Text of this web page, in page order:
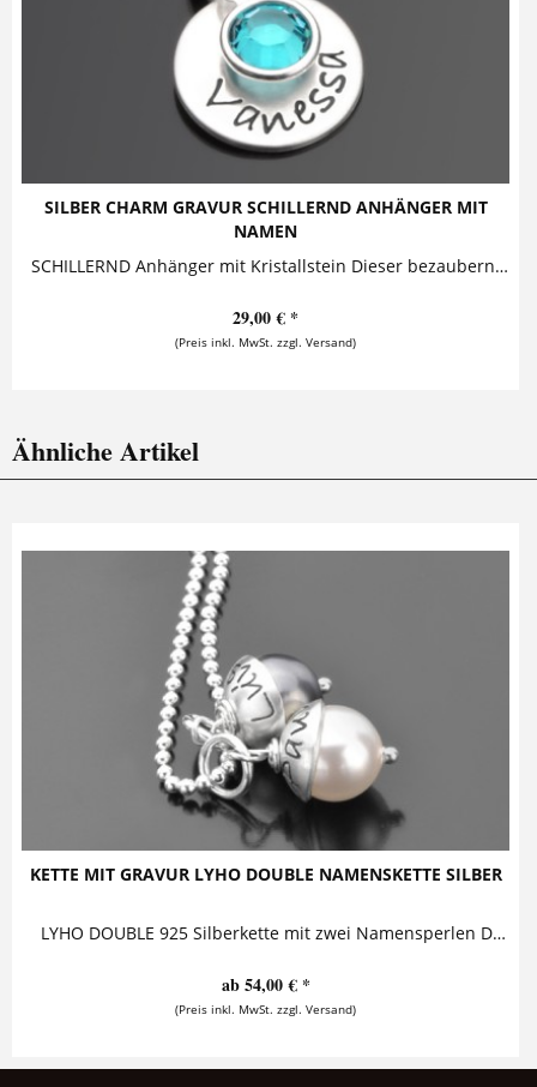
SILBER CHARM GRAVUR SCHILLERND ANHÄNGER MIT
NAMEN
SCHILLERND Anhänger mit Kristallstein Dieser bezaubernde Silberanhänger mit Namensgravur ist zusammen mit einem schillernden Kristallstein an...
29,00 € *
(Preis inkl. MwSt. zzgl. Versand)
Ähnliche Artikel
KETTE MIT GRAVUR LYHO DOUBLE NAMENSKETTE SILBER
LYHO DOUBLE 925 Silberkette mit zwei Namensperlen Diese bezaubernde Namenskette besteht aus zwei personalisierten Perlen, die ein Silberhütchen tragen. Die Namensperlen sind an einer sehr...
ab 54,00 € *
(Preis inkl. MwSt. zzgl. Versand)